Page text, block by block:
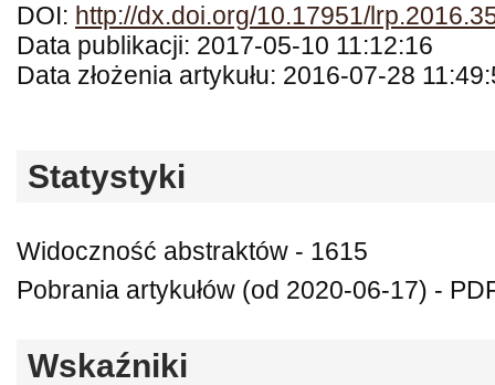
DOI: http://dx.doi.org/10.17951/
Data publikacji: 2017-05-10 11:12:16
Data złożenia artykułu: 2016-07-28
Statystyki
Widoczność abstraktów - 1615
Pobrania artykułów (od 2020-06-17) -
Wskaźniki